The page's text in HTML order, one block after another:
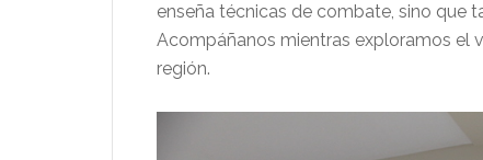
enseña técnicas de combate, sino que
Acompáñanos mientras exploramos el
región.